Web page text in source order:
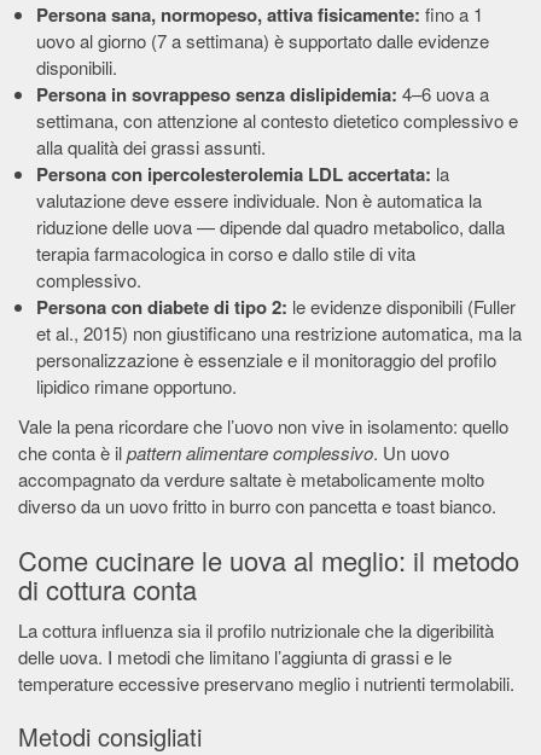
Persona sana, normopeso, attiva fisicamente: fino a 1
uovo al giorno (7 a settimana) è supportato dalle evidenze
disponibili.
Persona in sovrappeso senza dislipidemia: 4–6 uova a
settimana, con attenzione al contesto dietetico complessivo e
alla qualità dei grassi assunti.
Persona con ipercolesterolemia LDL accertata: la
valutazione deve essere individuale. Non è automatica la
riduzione delle uova — dipende dal quadro metabolico, dalla
terapia farmacologica in corso e dallo stile di vita
complessivo.
Persona con diabete di tipo 2: le evidenze disponibili (Fuller
et al., 2015) non giustificano una restrizione automatica, ma la
personalizzazione è essenziale e il monitoraggio del profilo
lipidico rimane opportuno.
Vale la pena ricordare che l’uovo non vive in isolamento: quello
che conta è ilpattern alimentare complessivo. Un uovo
accompagnato da verdure saltate è metabolicamente molto
diverso da un uovo fritto in burro con pancetta e toast bianco.
Come cucinare le uova al meglio: il metodo
di cottura conta
La cottura influenza sia il profilo nutrizionale che la digeribilità
delle uova. I metodi che limitano l’aggiunta di grassi e le
temperature eccessive preservano meglio i nutrienti termolabili.
Metodi consigliati